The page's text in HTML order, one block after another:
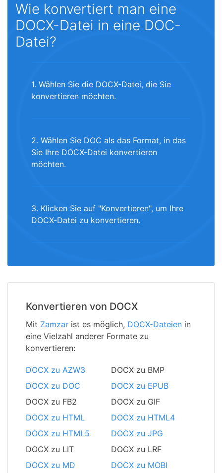
Wie konvertiert man eine
DOCX-Datei in eine DOC-
Datei?
1. Wählen Sie die DOCX-Datei, die Sie
konvertieren möchten.
2. Wählen Sie DOC als das Format, in das
Sie Ihre DOCX-Datei konvertieren
möchten.
3. Klicken Sie auf "Konvertieren", um Ihre
DOCX-Datei zu konvertieren.
Konvertieren von DOCX
Mit Zamzar ist es möglich, DOCX-Dateien in
eine Vielzahl anderer Formate zu
konvertieren:
DOCX zu AZW3
DOCX zu BMP
DOCX zu DOC
DOCX zu EPUB
DOCX zu FB2
DOCX zu GIF
DOCX zu HTML
DOCX zu HTML4
DOCX zu HTML5
DOCX zu JPG
DOCX zu LIT
DOCX zu LRF
DOCX zu MD
DOCX zu MOBI